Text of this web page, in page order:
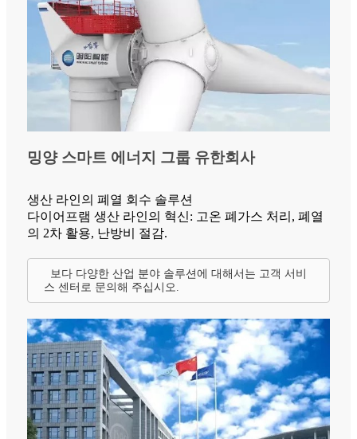
밍양 스마트 에너지 그룹 유한회사
생산 라인의 폐열 회수 솔루션
다이어프램 생산 라인의 혁신: 고온 폐가스 처리, 폐열
의 2차 활용, 난방비 절감.
보다 다양한 산업 분야 솔루션에 대해서는 고객 서비
스 센터로 문의해 주십시오.